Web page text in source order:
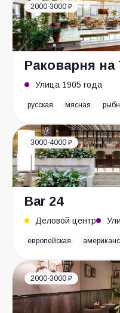
2000-3000 ₽
Раковарня на
Улица 1905 года
русская мясная
3000-4000 ₽
Bar 24
Деловой центр
европейская
2000-3000 ₽